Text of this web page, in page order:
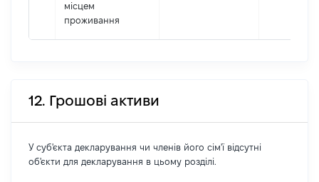
місцем
проживання
12. Грошові активи
У суб'єкта декларування чи членів його сім'ї відсутні
об'єкти для декларування в цьому розділі.